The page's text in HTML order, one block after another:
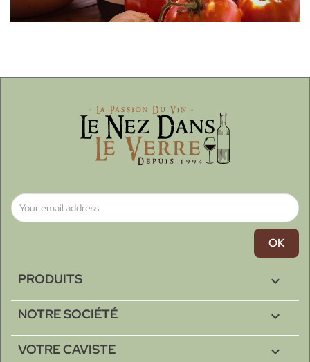
PRODUITS 
NOTRE SOCIÉTÉ 
VOTRE CAVISTE 